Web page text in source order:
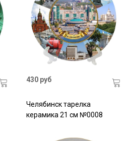
430 руб
Челябинск тарелка
керамика 21 см №0008